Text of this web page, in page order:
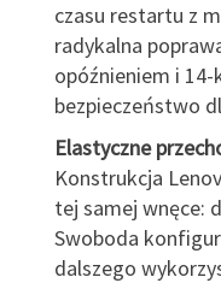
czasu restartu z
radykalna
opóźnieniem i
bezpieczeństwo
Elastyczne
Konstrukcja
tej samej wnęce:
Swoboda
dalszego